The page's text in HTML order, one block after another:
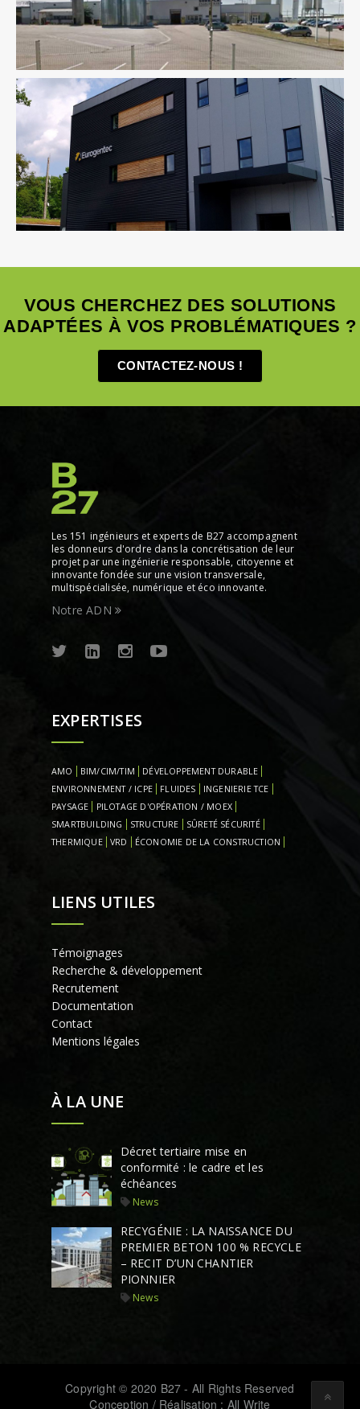
Industrie Ingenierie TCE Pilotage D'opération / MOEX
Fluides Industrie
VOUS CHERCHEZ DES SOLUTIONS
ADAPTÉES À VOS PROBLÉMATIQUES ?
CONTACTEZ-NOUS !
Les 151 ingénieurs et experts de B27 accompagnent
les donneurs d'ordre dans la concrétisation de leur
projet par une ingénierie responsable, citoyenne et
innovante fondée sur une vision transversale,
multispécialisée, numérique et éco innovante.
Notre ADN
EXPERTISES
AMO BIM/CIM/TIM
DÉVELOPPEMENT DURABLE
ENVIRONNEMENT / ICPE
FLUIDES
INGENIERIE TCE
PAYSAGE
PILOTAGE D'OPÉRATION / MOEX
SMARTBUILDING
STRUCTURE
SÛRETÉ SÉCURITÉ
THERMIQUE
VRD ÉCONOMIE DE LA CONSTRUCTION
LIENS UTILES
Témoignages
Recherche & développement
Recrutement
Documentation
Contact
Mentions légales
À LA UNE
Décret tertiaire mise en
conformité : le cadre et les
échéances
News
RECYGÉNIE : LA NAISSANCE DU
PREMIER BETON 100 % RECYCLE
– RECIT D’UN CHANTIER
PIONNIER
News
Copyright © 2020 B27 - All Rights Reserved
Conception / Réalisation : All Write